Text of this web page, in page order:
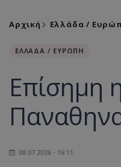
Αρχική Ελλάδα /
ΕΛΛΑΔΑ / ΕΥΡΩΠΗ
Επίσημη
08.07.2026 - 16:11